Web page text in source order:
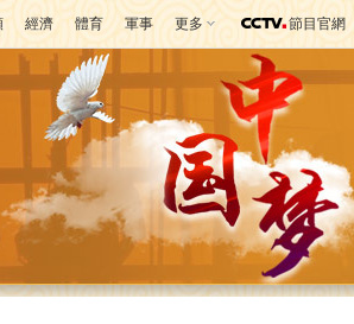
經濟 體育 軍事 更多 節目官網